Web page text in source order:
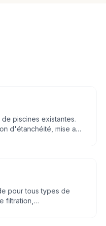
piscines existantes.
d'étanchéité, mise aux
pour tous types de
filtration,